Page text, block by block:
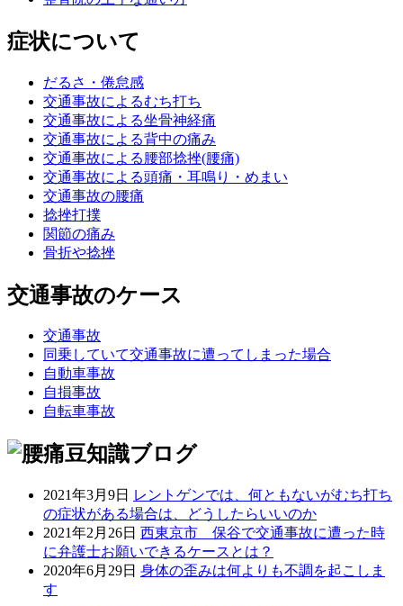
症状について
だるさ・倦怠感
交通事故によるむち打ち
交通事故による坐骨神経痛
交通事故による背中の痛み
交通事故による腰部捻挫(腰痛)
交通事故による頭痛・耳鳴り・めまい
交通事故の腰痛
捻挫打撲
関節の痛み
骨折や捻挫
交通事故のケース
交通事故
同乗していて交通事故に遭ってしまった場合
自動車事故
自損事故
自転車事故
2021年3月9日 レントゲンでは、何ともないがむち打ち
の症状がある場合は、どうしたらいいのか
2021年2月26日 西東京市 保谷で交通事故に遭った時
に弁護士お願いできるケースとは？
2020年6月29日 身体の歪みは何よりも不調を起こしま
す